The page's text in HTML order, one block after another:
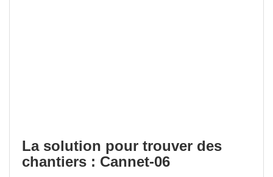
La solution pour trouver des
chantiers : Cannet-06